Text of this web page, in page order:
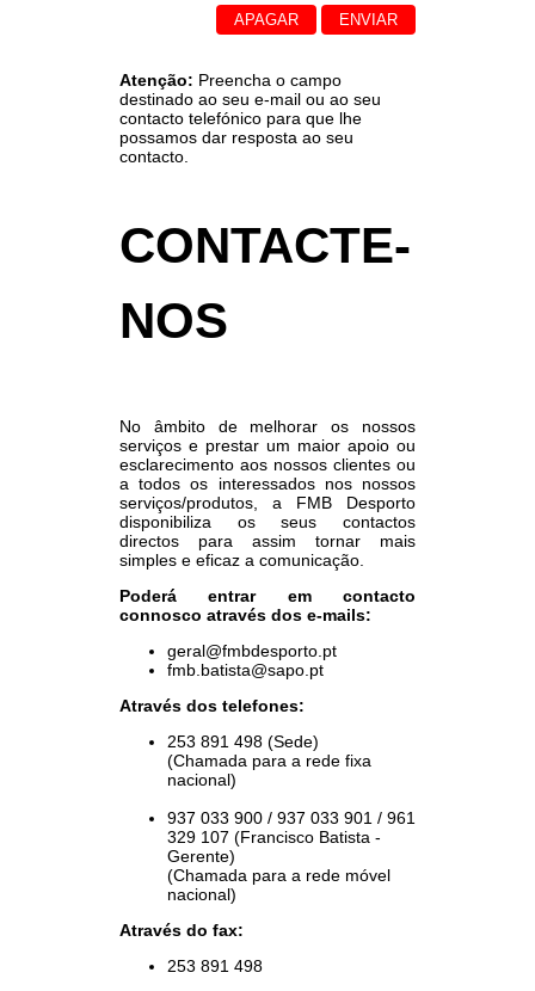
Atenção: Preencha o campo
destinado ao seu e-mail ou ao seu
contacto telefónico para que lhe
possamos dar resposta ao seu
contacto.
CONTACTE-
NOS
No âmbito de melhorar os nossos
serviços e prestar um maior apoio ou
esclarecimento aos nossos clientes ou
a todos os interessados nos nossos
serviços/produtos, a FMB Desporto
disponibiliza os seus contactos
directos para assim tornar mais
simples e eficaz a comunicação.
Poderá entrar em contacto
connosco através dos e-mails:
geral@fmbdesporto.pt
fmb.batista@sapo.pt
Através dos telefones:
253 891 498 (Sede)
(Chamada para a rede fixa
nacional)
937 033 900 / 937 033 901 / 961
329 107 (Francisco Batista -
Gerente)
(Chamada para a rede móvel
nacional)
Através do fax:
253 891 498